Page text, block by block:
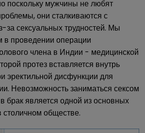
поскольку мужчины не любят
они сталкиваются с
за сексуальных трудностей. Мы
проведении операции
члена в Индии - медицинской
протез вставляется внутрь
эректильной дисфункции для
Невозможность заниматься сексом
брак является одной из основных
столичном обществе.